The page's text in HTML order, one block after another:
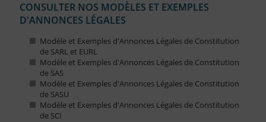
CONSULTER NOS MODÈLES ET EXEMPLES
D'ANNONCES LÉGALES
Modèle et Exemples d'Annonces Légales de Constitution
de SARL et EURL
Modèle et Exemples d'Annonces Légales de Constitution
de SAS
Modèle et Exemples d'Annonces Légales de Constitution
de SASU
Modèle et Exemples d'Annonces Légales de Constitution
de SCI